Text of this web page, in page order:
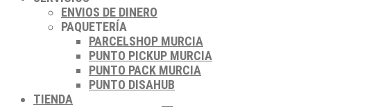
ENVIOS DE DINERO
PAQUETERÍA
PARCELSHOP MURCIA
PUNTO PICKUP MURCIA
PUNTO PACK MURCIA
PUNTO DISAHUB
TIENDA